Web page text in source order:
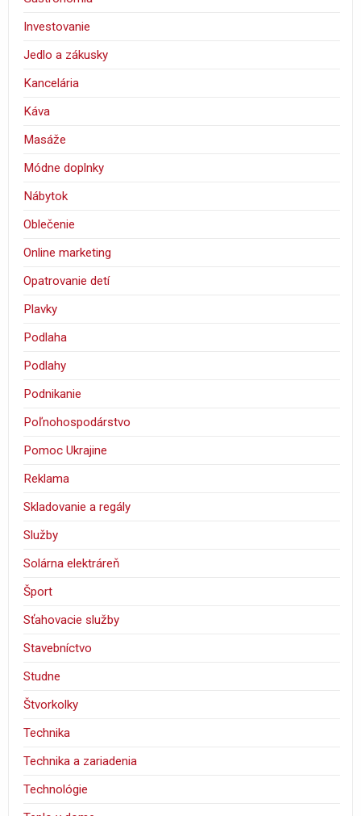
Investovanie
Jedlo a zákusky
Kancelária
Káva
Masáže
Módne doplnky
Nábytok
Oblečenie
Online marketing
Opatrovanie detí
Plavky
Podlaha
Podlahy
Podnikanie
Poľnohospodárstvo
Pomoc Ukrajine
Reklama
Skladovanie a regály
Služby
Solárna elektráreň
Šport
Sťahovacie služby
Stavebníctvo
Studne
Štvorkolky
Technika
Technika a zariadenia
Technológie